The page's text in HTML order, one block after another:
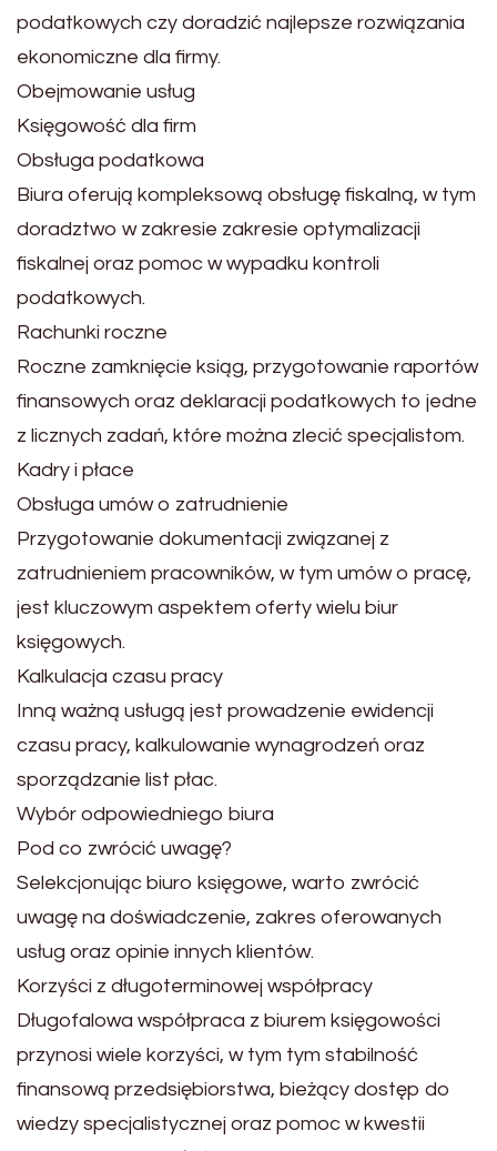
podatkowych czy doradzić najlepsze rozwiązania
ekonomiczne dla firmy.
Obejmowanie usług
Księgowość dla firm
Obsługa podatkowa
Biura oferują kompleksową obsługę fiskalną, w tym
doradztwo w zakresie zakresie optymalizacji
fiskalnej oraz pomoc w wypadku kontroli
podatkowych.
Rachunki roczne
Roczne zamknięcie ksiąg, przygotowanie raportów
finansowych oraz deklaracji podatkowych to jedne
z licznych zadań, które można zlecić specjalistom.
Kadry i płace
Obsługa umów o zatrudnienie
Przygotowanie dokumentacji związanej z
zatrudnieniem pracowników, w tym umów o pracę,
jest kluczowym aspektem oferty wielu biur
księgowych.
Kalkulacja czasu pracy
Inną ważną usługą jest prowadzenie ewidencji
czasu pracy, kalkulowanie wynagrodzeń oraz
sporządzanie list płac.
Wybór odpowiedniego biura
Pod co zwrócić uwagę?
Selekcjonując biuro księgowe, warto zwrócić
uwagę na doświadczenie, zakres oferowanych
usług oraz opinie innych klientów.
Korzyści z długoterminowej współpracy
Długofalowa współpraca z biurem księgowości
przynosi wiele korzyści, w tym tym stabilność
finansową przedsiębiorstwa, bieżący dostęp do
wiedzy specjalistycznej oraz pomoc w kwestii